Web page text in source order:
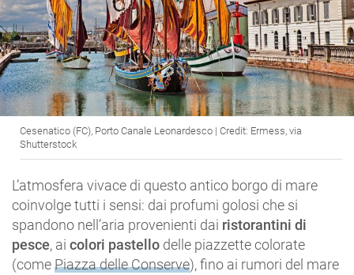
Cesenatico (FC), Porto Canale Leonardesco | Credit: Ermess, via
Shutterstock
L’atmosfera vivace di questo antico borgo di mare
coinvolge tutti i sensi: dai profumi golosi che si
spandono nell’aria provenienti dai ristorantini di
pesce, ai colori pastello delle piazzette colorate
(comePiazza delle Conserve), fino ai rumori del mare